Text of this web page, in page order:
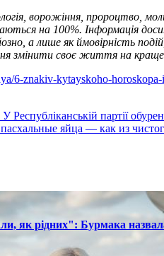
ворожіння, пророцтво,
на 100%. Інформація
а лише як ймовірність
змінити своє життя на
6-znakiv-kytayskoho-
Республіканській партії
яйца — как из
як рідних": Бурмака